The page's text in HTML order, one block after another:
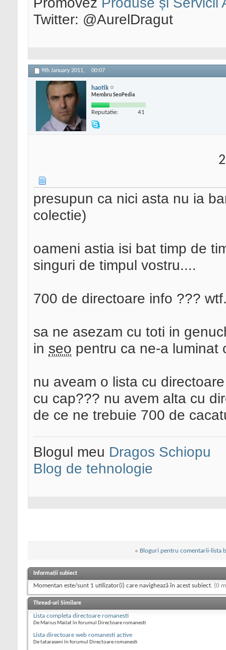
Twitter: @AurelDragut
9th January 2011, 00:07
haotik
Membru SeoPedia
Reputatie: 41
presupun ca nici asta nu ia
colectie)
oameni astia isi bat timp de
singuri de timpul vostru....
700 de directoare info ???
sa ne asezam cu toti in
in seo pentru ca ne-a luminat
nu aveam o lista cu
cu cap??? nu avem alta cu
de ce ne trebuie 700 de
Blogul meu Dragos Schiopu
Blog de tehnologie
« Bloguri pentru comentarii-lista
Informații subiect
Momentan este/sunt 1 utilizator(i) care navighează în acest subiect. (0
Thread-uri Similare
Lista completa directoare romanesti
De Marius Mailat în forumul Directoare romanesti
Lista directoare web romanesti active
De tataraseni în forumul Directoare romanesti